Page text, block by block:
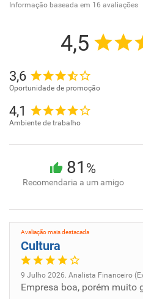
Informação baseada em 16 avaliações
4,5
3,6
Oportunidade de promoção
4,1
Ambiente de trabalho
81 %
Recomendaria a um amigo
Avaliação mais destacada
Cultura
9 Julho 2026. Analista Financeiro